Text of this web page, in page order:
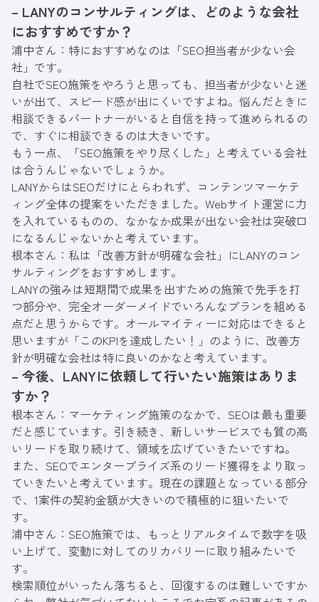
– LANYのコンサルティングは、どのような会社
におすすめですか？
浦中さん：特におすすめなのは「SEO担当者が少ない会
社」です。
自社でSEO施策をやろうと思っても、担当者が少ないと迷
いが出て、スピード感が出にくいですよね。悩んだときに
相談できるパートナーがいると自信を持って進められるの
で、すぐに相談できるのは大きいです。
もう一点、「SEO施策をやり尽くした」と考えている会社
は合うんじゃないでしょうか。
LANYからはSEOだけにとらわれず、コンテンツマーケテ
ィング全体の提案をいただきました。Webサイト運営に力
を入れているものの、なかなか成果が出ない会社は突破口
になるんじゃないかと考えています。
根本さん：私は「改善方針が明確な会社」にLANYのコン
サルティングをおすすめします。
LANYの強みは短期間で成果を出すための施策で先手を打
つ部分や、完全オーダーメイドでいろんなプランを組める
点だと思うからです。オールマイティーに対応はできると
思いますが「このKPIを達成したい！」のように、改善方
針が明確な会社は特に良いのかなと考えています。
– 今後、LANYに依頼して行いたい施策はありま
すか？
根本さん：マーケティング施策のなかで、SEOは最も重要
だと感じています。引き続き、新しいサービスでも質の高
いリードを取り続けて、領域を広げていきたいですね。
また、SEOでエンタープライズ系のリード獲得をより取っ
ていきたいと考えています。現在の課題となっている部分
で、1案件の契約金額が大きいので積極的に狙いたいで
す。
浦中さん：SEO施策では、もっとリアルタイムで数字を吸
い上げて、変動に対してのリカバリーに取り組みたいで
す。
検索順位がいったん落ちると、回復するのは難しいですか